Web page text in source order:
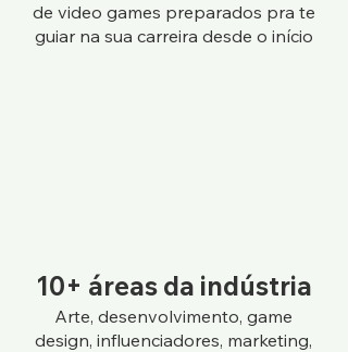
de video games preparados pra te
guiar na sua carreira desde o início
10+ áreas da indústria
Arte, desenvolvimento, game
design, influenciadores, marketing,